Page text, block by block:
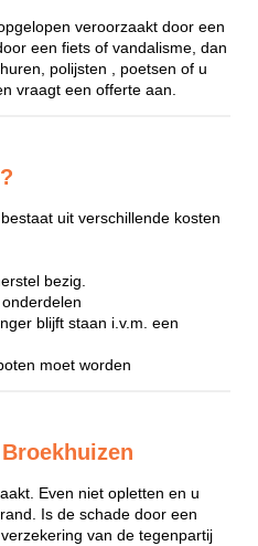
veroorzaakt door een
een fiets of vandalisme, dan
polijsten , poetsen of u
vraagt een offerte aan.
uit verschillende kosten
bezig.
blijft staan i.v.m. een
moet worden
Even niet opletten en u
Is de schade door een
van de tegenpartij